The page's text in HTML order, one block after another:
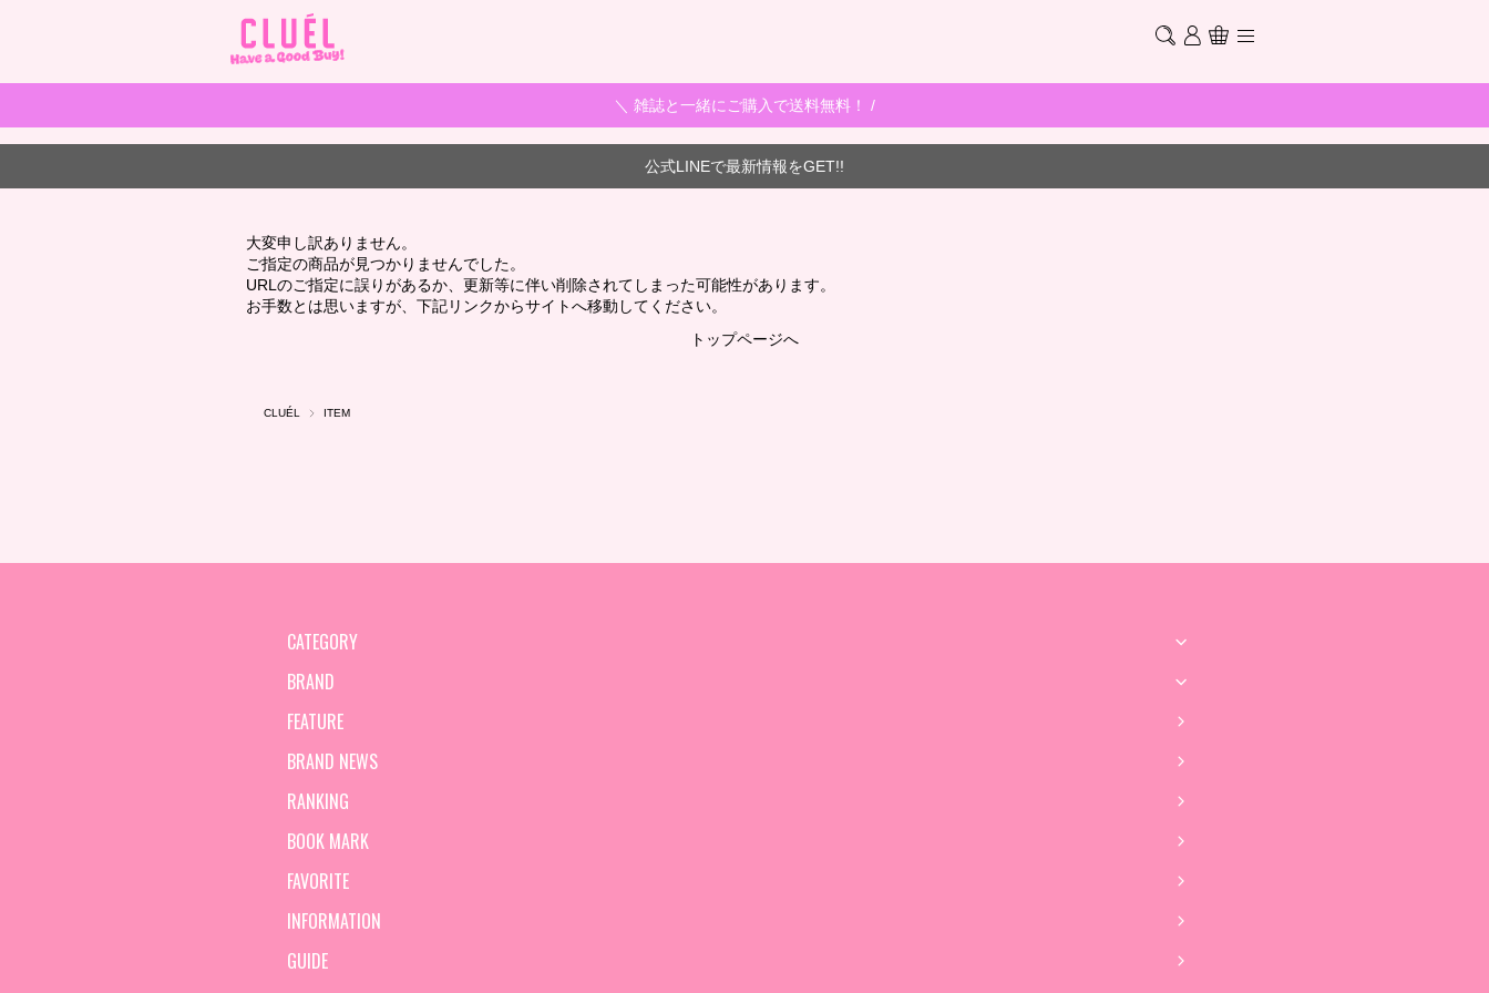
＼ 雑誌と一緒にご購入で送料無料！ /
公式LINEで最新情報をGET!!
大変申し訳ありません。
ご指定の商品が見つかりませんでした。
URLのご指定に誤りがあるか、更新等に伴い削除されてしまった可能性があります。
お手数とは思いますが、下記リンクからサイトへ移動してください。
トップページへ
CLUÉL ITEM
CATEGORY
BRAND
FEATURE
BRAND NEWS
RANKING
BOOK MARK
FAVORITE
INFORMATION
GUIDE